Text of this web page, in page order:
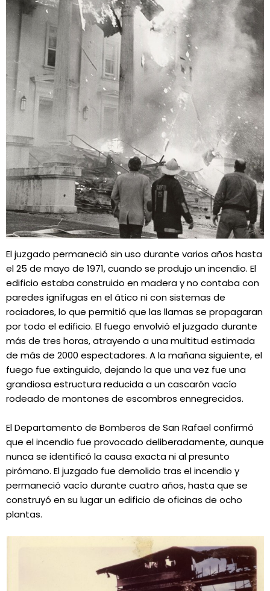
El juzgado permaneció sin uso durante varios años hasta
el 25 de mayo de 1971, cuando se produjo un incendio. El
edificio estaba construido en madera y no contaba con
paredes ignífugas en el ático ni con sistemas de
rociadores, lo que permitió que las llamas se propagaran
por todo el edificio. El fuego envolvió el juzgado durante
más de tres horas, atrayendo a una multitud estimada
de más de 2000 espectadores. A la mañana siguiente, el
fuego fue extinguido, dejando la que una vez fue una
grandiosa estructura reducida a un cascarón vacío
rodeado de montones de escombros ennegrecidos.
El Departamento de Bomberos de San Rafael confirmó
que el incendio fue provocado deliberadamente, aunque
nunca se identificó la causa exacta ni al presunto
pirómano. El juzgado fue demolido tras el incendio y
permaneció vacío durante cuatro años, hasta que se
construyó en su lugar un edificio de oficinas de ocho
plantas.